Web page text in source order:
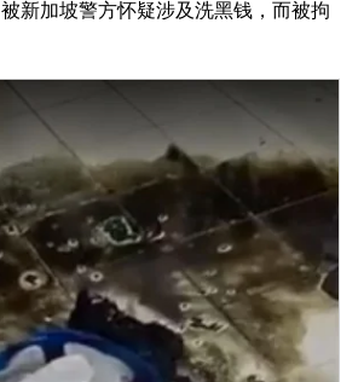
新加坡警方怀疑涉及洗黑钱，而被拘